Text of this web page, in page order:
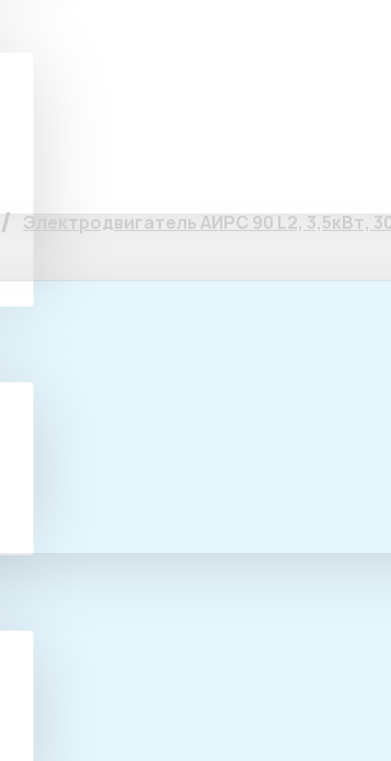
L2, 3,5кВт,
Электродвигатель АИРС 90 L2, 3,5кВт,